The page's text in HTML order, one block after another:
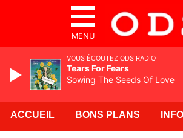
MENU
ACCUEIL BONS PLANS
VOUS ÉCOUTEZ ODS RADIO
Tears For Fears
Sowing The Seeds Of Love